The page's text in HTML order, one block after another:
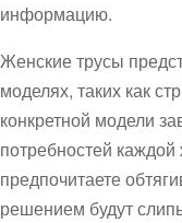
информацию.
Женские трусы
моделях, таких как
конкретной модели
потребностей
предпочитаете
решением будут